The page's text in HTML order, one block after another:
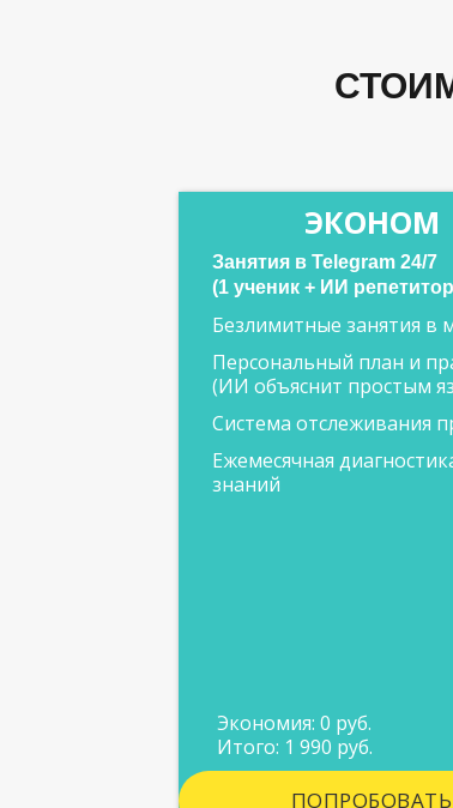
ЭКОНОМ
Занятия в Telegram 24/7
(1 ученик + ИИ
Безлимитные занятия в
Персональный план и
(ИИ объяснит простым
Система отслеживания
Ежемесячная
знаний
Экономия: 0 руб.
Итого: 1 990 руб.
ПОПРОБОВАТЬ